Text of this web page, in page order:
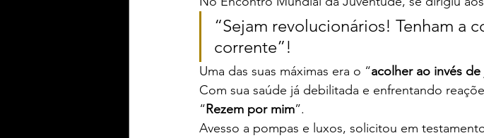
“Sejam revolucionários! Tenham a
corrente”!
Uma das suas máximas era o “acolher ao invés
Com sua saúde já debilitada e enfrentando
“Rezem por mim”.
Avesso a pompas e luxos, solicitou em